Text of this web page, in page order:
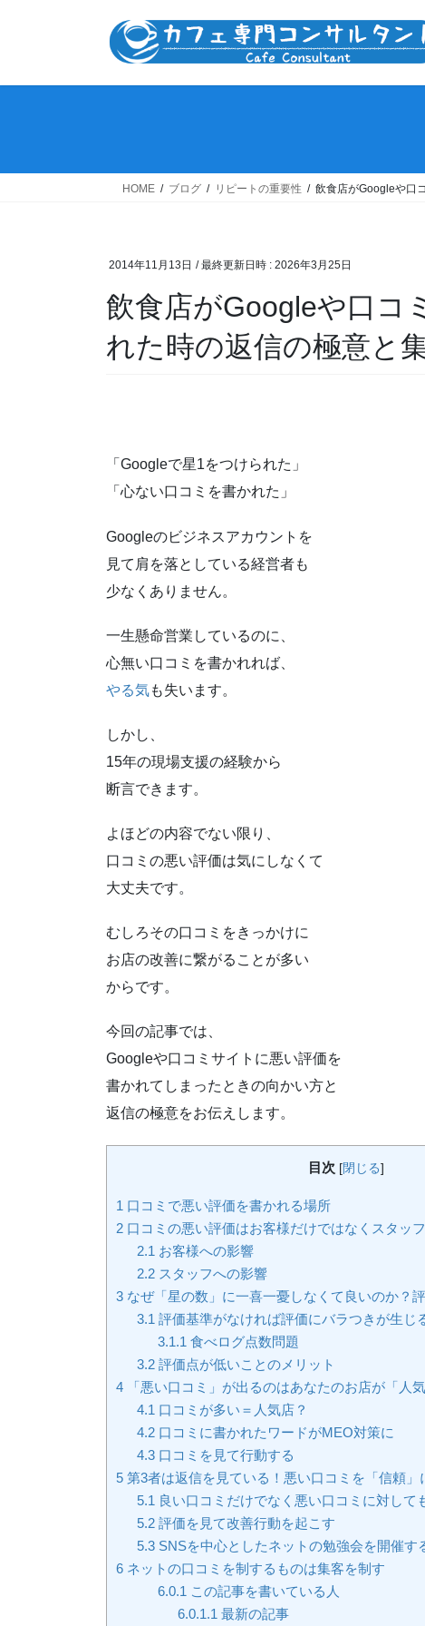
HOME ブログ リピートの重要性 飲食店がGoogleや口
2014年11月13日 / 最終更新日時 : 2026年3月25日
飲食店がGoogleや口コ
れた時の返信の極意と
「Googleで星1をつけられた」
「心ない口コミを書かれた」
Googleのビジネスアカウントを
見て肩を落としている経営者も
少なくありません。
一生懸命営業しているのに、
心無い口コミを書かれれば、
やる気も失います。
しかし、
15年の現場支援の経験から
断言できます。
よほどの内容でない限り、
口コミの悪い評価は気にしなくて
大丈夫です。
むしろその口コミをきっかけに
お店の改善に繋がることが多い
からです。
今回の記事では、
Googleや口コミサイトに悪い評価を
書かれてしまったときの向かい方と
返信の極意をお伝えします。
目次 [閉じる]
1 口コミで悪い評価を書かれる場所
2 口コミの悪い評価はお客様だけではなくスタッ
2.1 お客様への影響
2.2スタッフへの影響
3 なぜ「星の数」に一喜一憂しなくて良いのか？
3.1 評価基準がなければ評価にバラつきが生じ
3.1.1 食べログ点数問題
3.2評価点が低いことのメリット
4 「悪い口コミ」が出るのはあなたのお店が「人
4.1 口コミが多い＝人気店？
4.2口コミに書かれたワードがMEO対策に
4.3口コミを見て行動する
5 第3者は返信を見ている！悪い口コミを「信頼」
5.1 良い口コミだけでなく悪い口コミに対して
5.2評価を見て改善行動を起こす
5.3SNSを中心としたネットの勉強会を開催す
6 ネットの口コミを制するものは集客を制す
6.0.1 この記事を書いている人
6.0.1.1 最新の記事